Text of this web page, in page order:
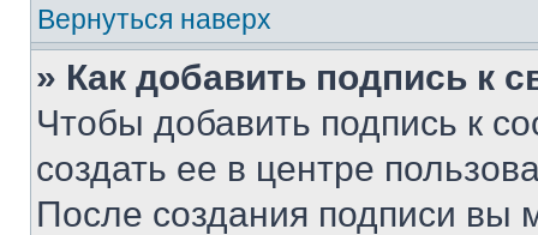
Вернуться наверх
» Как добавить подпись к
Чтобы добавить подпись к
создать ее в центре
После создания подписи вы